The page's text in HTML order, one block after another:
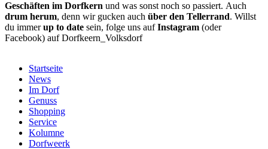
Geschäften im Dorfkern und was sonst noch so passiert. Auch
drum herum, denn wir gucken auch über den Tellerrand. Willst
du immerup to date sein, folge uns aufInstagram (oder
Facebook) auf Dorfkeern_Volksdorf
Startseite
News
Im Dorf
Genuss
Shopping
Service
Kolumne
Dorfweerk